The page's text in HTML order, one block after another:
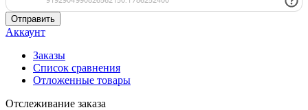
Отправить
Аккаунт
Заказы
Список сравнения
Отложенные товары
Отслеживание заказа